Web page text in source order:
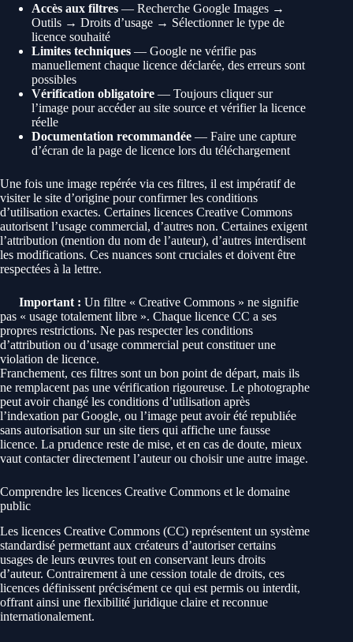
Accès aux filtres — Recherche Google Images →
Outils → Droits d’usage → Sélectionner le type de
licence souhaité
Limites techniques — Google ne vérifie pas
manuellement chaque licence déclarée, des erreurs sont
possibles
Vérification obligatoire — Toujours cliquer sur
l’image pour accéder au site source et vérifier la licence
réelle
Documentation recommandée — Faire une capture
d’écran de la page de licence lors du téléchargement
Une fois une image repérée via ces filtres, il est impératif de
visiter le site d’origine pour confirmer les conditions
d’utilisation exactes. Certaines licences Creative Commons
autorisent l’usage commercial, d’autres non. Certaines exigent
l’attribution (mention du nom de l’auteur), d’autres interdisent
les modifications. Ces nuances sont cruciales et doivent être
respectées à la lettre.
Important : Un filtre « Creative Commons » ne signifie
pas « usage totalement libre ». Chaque licence CC a ses
propres restrictions. Ne pas respecter les conditions
d’attribution ou d’usage commercial peut constituer une
violation de licence.
Franchement, ces filtres sont un bon point de départ, mais ils
ne remplacent pas une vérification rigoureuse. Le photographe
peut avoir changé les conditions d’utilisation après
l’indexation par Google, ou l’image peut avoir été republiée
sans autorisation sur un site tiers qui affiche une fausse
licence. La prudence reste de mise, et en cas de doute, mieux
vaut contacter directement l’auteur ou choisir une autre image.
Comprendre les licences Creative Commons et le domaine
public
Les licences Creative Commons (CC) représentent un système
standardisé permettant aux créateurs d’autoriser certains
usages de leurs œuvres tout en conservant leurs droits
d’auteur. Contrairement à une cession totale de droits, ces
licences définissent précisément ce qui est permis ou interdit,
offrant ainsi une flexibilité juridique claire et reconnue
internationalement.